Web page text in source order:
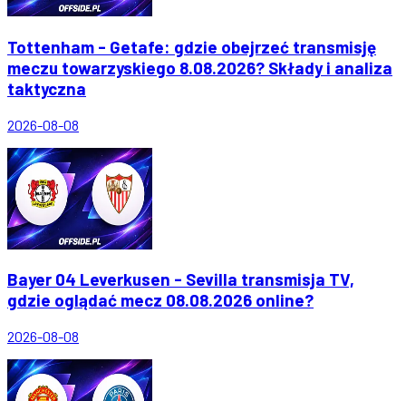
Tottenham - Getafe: gdzie obejrzeć transmisję
meczu towarzyskiego 8.08.2026? Składy i analiza
taktyczna
2026-08-08
Bayer 04 Leverkusen - Sevilla transmisja TV,
gdzie oglądać mecz 08.08.2026 online?
2026-08-08